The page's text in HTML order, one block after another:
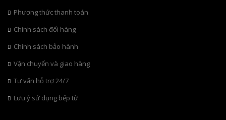
Phương thức thanh toán
Chính sách đổi hàng
Chính sách bảo hành
Vận chuyển và giao hàng
Tư vấn hỗ trợ 24/7
Lưu ý sử dụng bếp từ